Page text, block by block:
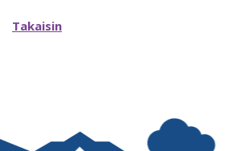
Takaisin